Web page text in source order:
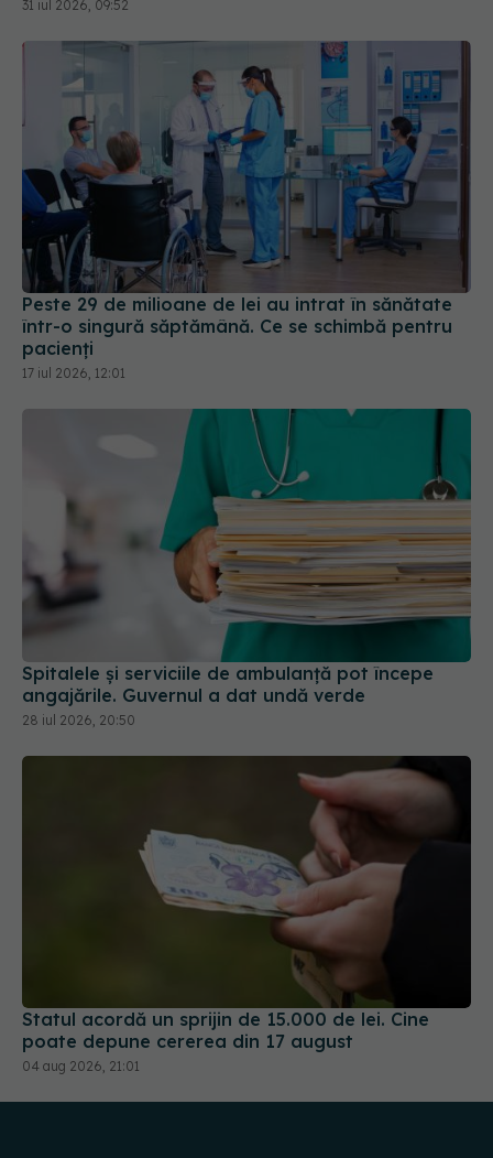
Peste 29 de milioane de lei au intrat în sănătate
într-o singură săptămână. Ce se schimbă pentru
pacienți
17 iul 2026, 12:01
Spitalele și serviciile de ambulanță pot începe
angajările. Guvernul a dat undă verde
28 iul 2026, 20:50
Statul acordă un sprijin de 15.000 de lei. Cine
poate depune cererea din 17 august
04 aug 2026, 21:01